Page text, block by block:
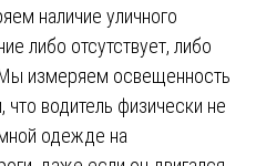
наличие уличного
либо отсутствует, либо
измеряем освещенность
водитель физически не
одежде на